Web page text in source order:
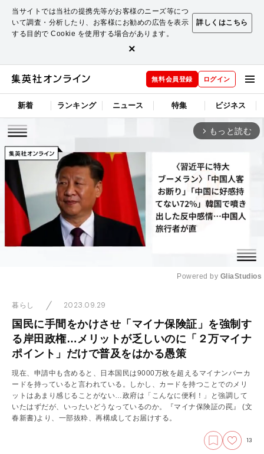
当サイトでは当社の提携先等がお客様のニーズ等につ
いて調査・分析したり、お客様にお勧めの広告を表示
する目的で Cookie を使用する場合があります。
詳しくはこちら
×
無料会員登録 ログイン
新着 ランキング ニュース 特集 ビジネス
arrow_forward_ios もっと読む
Powered by GliaStudios
暮らし 2023.09.29
国民に手間をかけさせ「マイナ保険証」を強制す
る岸田政権…メリットが乏しいのに「２万マイナ
ポイント」だけで普及をはかる愚策
現在、申請中も含めると、日本国民は9000万枚を超えるマイナンバーカ
ードを持っていると言われている。しかし、カードを持つことでのメリ
ットはあまり感じることがない…政府は「こんなに便利！」と強調して
いたはずだが、いったいどうなっているのか。『マイナ保険証の罠』 (文
春新書)より、一部抜粋、再構成してお届けする。
13